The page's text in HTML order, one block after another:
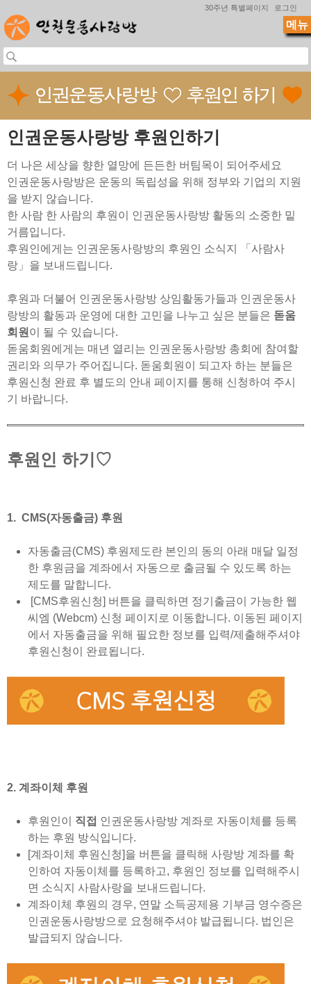
30주년 특별페이지 로그인
인권운동사랑방 후원인하기
더 나은 세상을 향한 열망에 든든한 버팀목이 되어주세요
인권운동사랑방은 운동의 독립성을 위해 정부와 기업의 지원
을 받지 않습니다.
한 사람 한 사람의 후원이 인권운동사랑방 활동의 소중한 밑
거름입니다.
후원인에게는 인권운동사랑방의 후원인 소식지 「사람사
랑」을 보내드립니다.
후원과 더불어 인권운동사랑방 상임활동가들과 인권운동사
랑방의 활동과 운영에 대한 고민을 나누고 싶은 분들은 돋움
회원 이 될 수 있습니다.
돋움회원에게는 매년 열리는 인권운동사랑방 총회에 참여할
권리와 의무가 주어집니다. 돋움회원이 되고자 하는 분들은
후원신청 완료 후 별도의 안내 페이지를 통해 신청하여 주시
기 바랍니다.
후원인 하기♡
1. CMS(자동출금) 후원
자동출금(CMS) 후원제도란 본인의 동의 아래 매달 일정
한 후원금을 계좌에서 자동으로 출금될 수 있도록 하는
제도를 말합니다.
[CMS후원신청] 버튼을 클릭하면 정기출금이 가능한 웹
씨엠 (Webcm) 신청 페이지로 이동합니다. 이동된 페이지
에서 자동출금을 위해 필요한 정보를 입력/제출해주셔야
후원신청이 완료됩니다.
2. 계좌이체 후원
후원인이 직접 인권운동사랑방 계좌로 자동이체를 등록
하는 후원 방식입니다.
[계좌이체 후원신청]을 버튼을 클릭해 사랑방 계좌를 확
인하여 자동이체를 등록하고, 후원인 정보를 입력해주시
면 소식지 사람사랑을 보내드립니다.
계좌이체 후원의 경우, 연말 소득공제용 기부금 영수증은
인권운동사랑방으로 요청해주셔야 발급됩니다. 법인은
발급되지 않습니다.
메뉴